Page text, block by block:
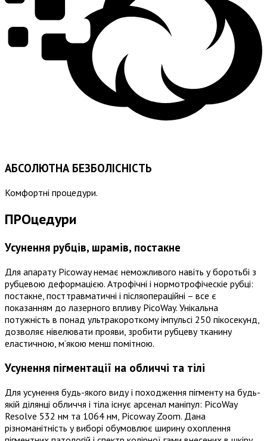
АБСОЛЮТНА БЕЗБОЛІСНІСТЬ
Комфортні процедури.
ПРОцедури
Усунення рубців, шрамів, постакне
Для апарату Picoway немає неможливого навіть у боротьбі з
рубцевою деформацією. Атрофічні і нормотрофіческіе рубці:
постакне, посттравматичні і післяопераційні – все є
показанням до лазерного впливу PicoWay. Унікальна
потужність в понад ультракороткому імпульсі 250 пікосекунд,
дозволяє нівелювати прояви, зробити рубцеву тканину
еластичною, м’якою менш помітною.
Усунення пігментації на обличчі та тілі
Для усунення будь-якого виду і походження пігменту на будь-
якій ділянці обличчя і тіла існує арсенал маніпул: PicoWay
Resolve 532 нм та 1064 нм, Picoway Zoom. Дана
різноманітність у виборі обумовлює ширину охоплення